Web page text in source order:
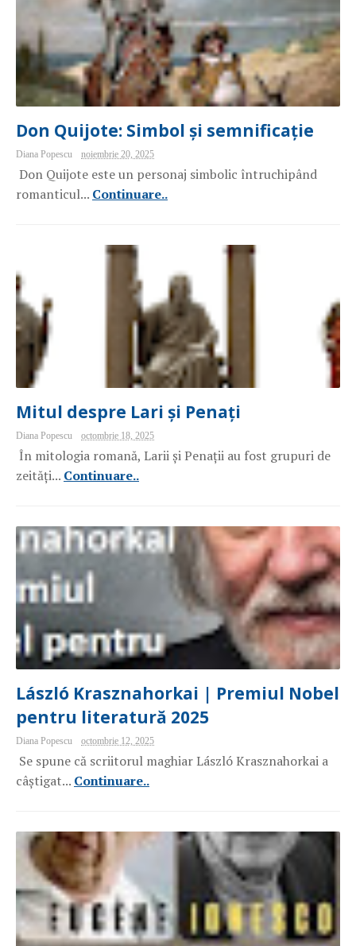
Don Quijote: Simbol și semnificație
Diana Popescu noiembrie 20, 2025
Don Quijote este un personaj simbolic întruchipând
romanticul... Continuare..
Mitul despre Lari și Penați
Diana Popescu octombrie 18, 2025
În mitologia romană, Larii și Penații au fost grupuri de
zeități... Continuare..
László Krasznahorkai | Premiul Nobel
pentru literatură 2025
Diana Popescu octombrie 12, 2025
Se spune că scriitorul maghiar László Krasznahorkai a
câștigat... Continuare..